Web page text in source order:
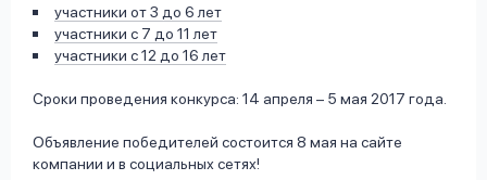
участники от 3 до 6 лет
участники с 7 до 11 лет
участники с 12 до 16 лет
Сроки проведения конкурса: 14 апреля – 5 мая 2017 года.
Объявление победителей состоится 8 мая на сайте
компании и в социальных сетях!